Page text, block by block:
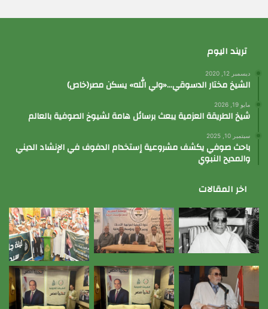
تريند اليوم
ديسمبر 12, 2020
الشيخ مختار الدسوقي…«ولي الله» يسكن مصر(خاص)
مايو 19, 2026
شيخ الطريقة العزمية يبعث برسائل هامة لشيوخ الصوفية بالعالم
سبتمبر 10, 2025
باحث صوفي يكشف مشروعية إستخدام الدفوف في الإنشاد الديني
والمديح النبوي
اخر المقالات